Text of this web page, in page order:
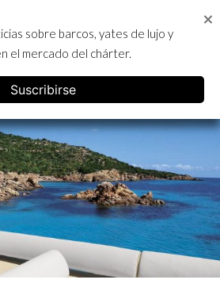
DE YATES EN IBIZA
sobre barcos, yates de lujo y
el mercado del chárter.
Suscribirse